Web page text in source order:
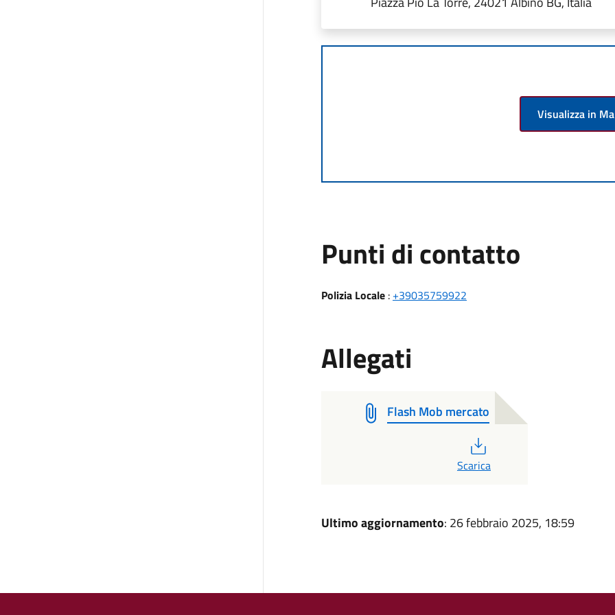
Visualizza in
Punti di contatto
Polizia Locale: +39035759922
Allegati
Flash Mob mercato
Scarica
Ultimo aggiornamento: 26 febbraio 2025, 18:59